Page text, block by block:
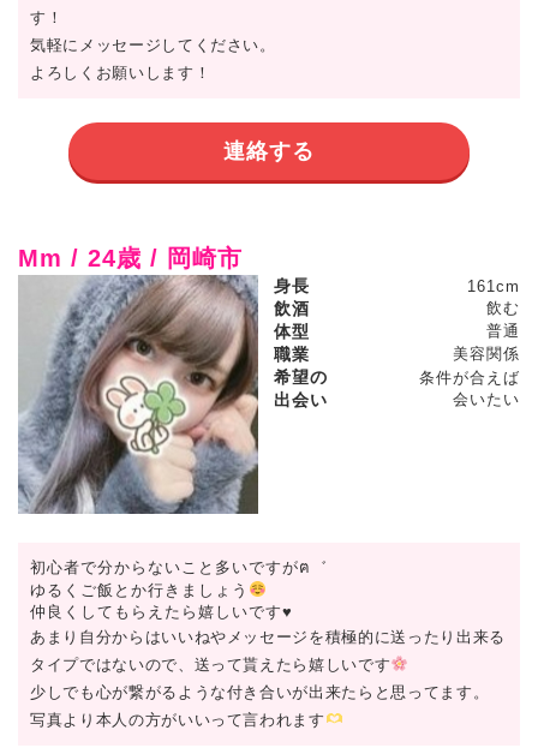
す！
気軽にメッセージしてください。
よろしくお願いします！
連絡する
Mm / 24歳 / 岡崎市
身長 161cm
飲酒 飲む
体型 普通
職業 美容関係
希望の
出会い
条件が合えば
会いたい
初心者で分からないこと多いですがฅ゛
ゆるくご飯とか行きましょう
仲良くしてもらえたら嬉しいです♥
あまり自分からはいいねやメッセージを積極的に送ったり出来る
タイプではないので、送って貰えたら嬉しいです
少しでも心が繋がるような付き合いが出来たらと思ってます。
写真より本人の方がいいって言われます